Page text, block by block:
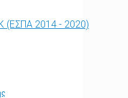
(ΕΣΠΑ 2014 - 2020)